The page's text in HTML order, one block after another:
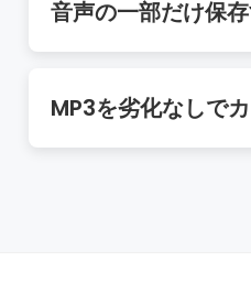
音声の一部だけ保
MP3を劣化なしで